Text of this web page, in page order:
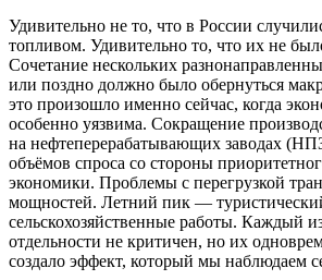
Удивительно не то, что в России
топливом. Удивительно то, что их не
Сочетание нескольких
или поздно должно было обернуться
это произошло именно сейчас, когда
особенно уязвима. Сокращение
на нефтеперерабатывающих заводах
объёмов спроса со стороны
экономики. Проблемы с перегрузкой
мощностей. Летний пик —
сельскохозяйственные работы. Каждый
отдельности не критичен, но их
создало эффект, который мы наблюдаем